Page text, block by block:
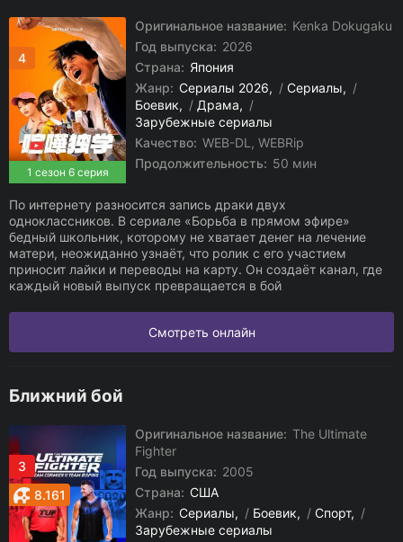
4
1 сезон 6 серия
Оригинальное название: Kenka Dokugaku
Год выпуска: 2026
Страна: Япония
Жанр: Сериалы 2026 / Сериалы
/
Боевик
/ Драма
/
Зарубежные сериалы
Качество: WEB-DL, WEBRip
Продолжительность: 50 мин
По интернету разносится запись драки двух
одноклассников. В сериале «Борьба в прямом эфире»
бедный школьник, которому не хватает денег на лечение
матери, неожиданно узнаёт, что ролик с его участием
приносит лайки и переводы на карту. Он создаёт канал, где
каждый новый выпуск превращается в бой
Смотреть онлайн
Ближний бой
3
8.161
Оригинальное название: The Ultimate
Fighter
Год выпуска: 2005
Страна: США
Жанр: Сериалы / Боевик / Спорт
/
Зарубежные сериалы